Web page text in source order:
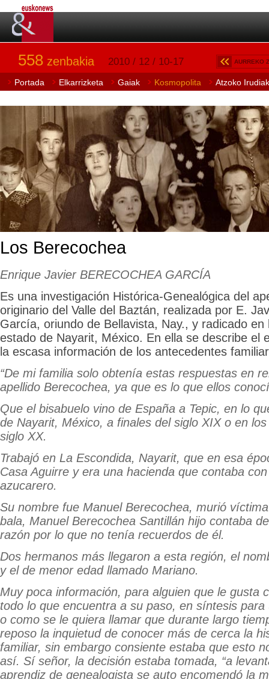
558 zenbakia 2010 / 12 / 10-17 AURREKO
Portada Elkarrizketa Gaiak Kosmopolita Atzoko Irudiak
Los Berecochea
Enrique Javier BERECOCHEA GARCÍA
Es una investigación Histórica-Genealógica del
originario del Valle del Baztán, realizada por E.
García, oriundo de Bellavista, Nay., y radicado en
estado de Nayarit, México. En ella se describe el
la escasa información de los antecedentes
“De mi familia solo obtenía estas respuestas en
apellido Berecochea, ya que es lo que ellos
Que el bisabuelo vino de España a Tepic, en lo
de Nayarit, México, a finales del siglo XIX o en
siglo XX.
Trabajó en La Escondida, Nayarit, que en esa
Casa Aguirre y era una hacienda que contaba
azucarero.
Su nombre fue Manuel Berecochea, murió
bala, Manuel Berecochea Santillán hijo contaba
razón por lo que no tenía recuerdos de él.
Dos hermanos más llegaron a esta región, el
y el de menor edad llamado Mariano.
Muy poca información, para alguien que le gusta
todo lo que encuentra a su paso, en síntesis
o como se le quiera llamar que durante largo
reposo la inquietud de conocer más de cerca la
familiar, sin embargo consiente estaba que esto
así. Sí señor, la decisión estaba tomada, “a
aprendiz de genealogista se auto encomendó la